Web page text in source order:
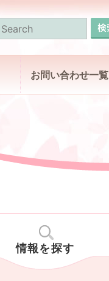
お問い合わせ一覧
情報を探す